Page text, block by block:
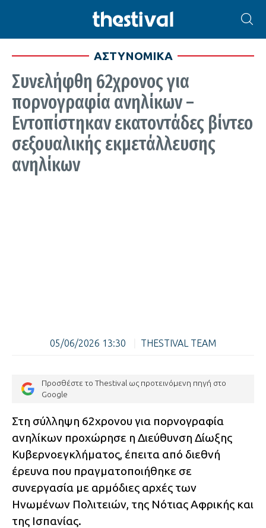
ΑΣΤΥΝΟΜΙΚΑ
Συνελήφθη 62χρονος για
πορνογραφία ανηλίκων –
Εντοπίστηκαν εκατοντάδες βίντεο
σεξουαλικής εκμετάλλευσης
ανηλίκων
05/06/2026 13:30 THESTIVAL TEAM
Προσθέστε το Thestival ως προτεινόμενη πηγή στο
Google
Στη σύλληψη 62χρονου για πορνογραφία
ανηλίκων προχώρησε η Διεύθυνση Δίωξης
Κυβερνοεγκλήματος, έπειτα από διεθνή
έρευνα που πραγματοποιήθηκε σε
συνεργασία με αρμόδιες αρχές των
Ηνωμένων Πολιτειών, της Νότιας Αφρικής και
της Ισπανίας.